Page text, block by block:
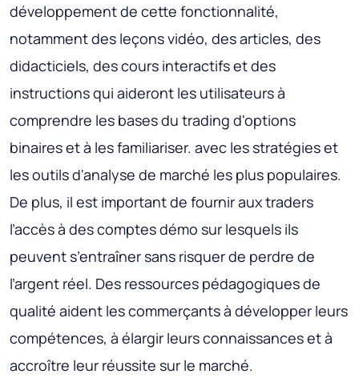
développement de cette fonctionnalité,
notamment des leçons vidéo, des articles, des
didacticiels, des cours interactifs et des
instructions qui aideront les utilisateurs à
comprendre les bases du trading d'options
binaires et à les familiariser. avec les stratégies et
les outils d'analyse de marché les plus populaires.
De plus, il est important de fournir aux traders
l’accès à des comptes démo sur lesquels ils
peuvent s’entraîner sans risquer de perdre de
l’argent réel. Des ressources pédagogiques de
qualité aident les commerçants à développer leurs
compétences, à élargir leurs connaissances et à
accroître leur réussite sur le marché.